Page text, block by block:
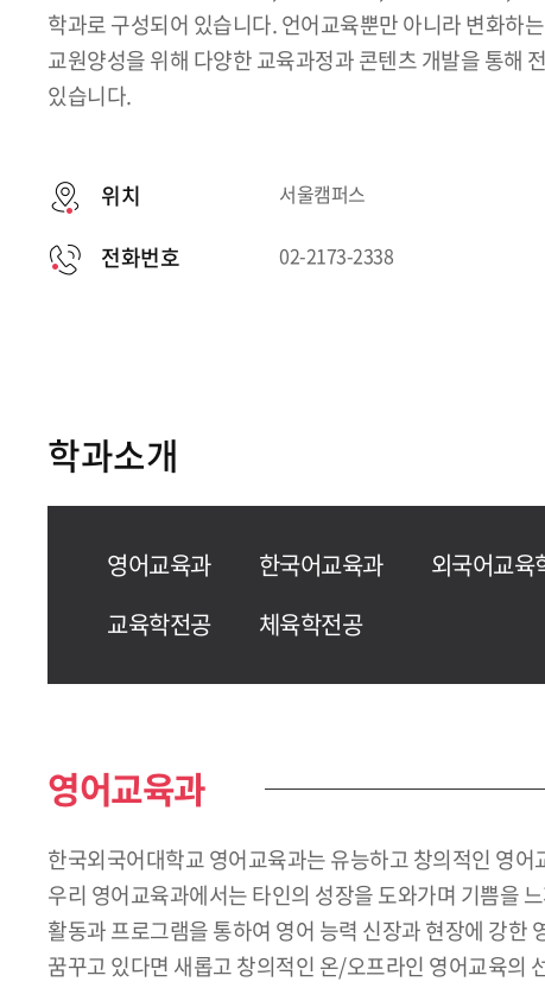
학과로 구성되어 있습니다. 언어교육뿐만 아니라 변화하
교원양성을 위해 다양한 교육과정과 콘텐츠 개발을 통해
있습니다.
위치 서울캠퍼스
전화번호 02-2173-2338
학과소개
영어교육과 한국어교육과 외국어교육
교육학전공
체육학전공
영어교육과
한국외국어대학교 영어교육과는 유능하고 창의적인 영
우리 영어교육과에서는 타인의 성장을 도와가며 기쁨을
활동과 프로그램을 통하여 영어 능력 신장과 현장에 강
꿈꾸고 있다면 새롭고 창의적인 온/오프라인 영어교육의